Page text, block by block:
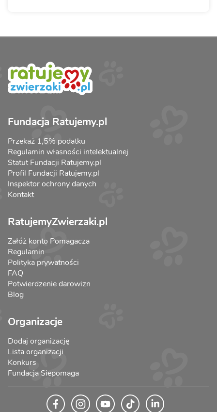
Fundacja Ratujemy.pl
Przekaż 1,5% podatku
Regulamin własności intelektualnej
Statut Fundacji Ratujemy.pl
Profil Fundacji Ratujemy.pl
Inspektor ochrony danych
Kontakt
RatujemyZwierzaki.pl
Załóż konto Pomagacza
Regulamin
Polityka prywatności
FAQ
Potwierdzenie darowizn
Blog
Organizacje
Dodaj organizację
Lista organizacji
Konkurs
Fundacja Siepomaga